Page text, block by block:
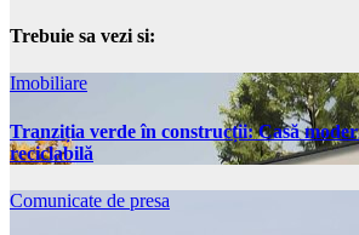
Trebuie sa vezi si:
Imobiliare
Tranziția verde în construcții: Casă
reciclabilă
Comunicate de presa